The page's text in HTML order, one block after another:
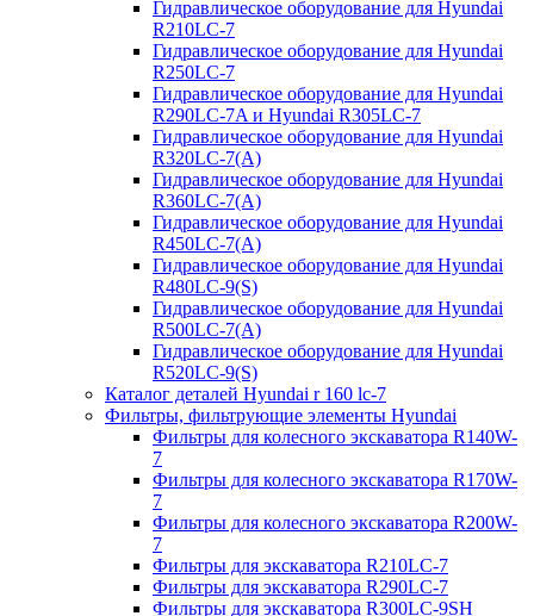
Гидравлическое оборудование для Hyundai
R210LC-7
Гидравлическое оборудование для Hyundai
R250LC-7
Гидравлическое оборудование для Hyundai
R290LC-7A и Hyundai R305LC-7
Гидравлическое оборудование для Hyundai
R320LC-7(A)
Гидравлическое оборудование для Hyundai
R360LC-7(A)
Гидравлическое оборудование для Hyundai
R450LC-7(A)
Гидравлическое оборудование для Hyundai
R480LC-9(S)
Гидравлическое оборудование для Hyundai
R500LC-7(A)
Гидравлическое оборудование для Hyundai
R520LC-9(S)
Каталог деталей Hyundai r 160 lc-7
Фильтры, фильтрующие элементы Hyundai
Фильтры для колесного экскаватора R140W-
7
Фильтры для колесного экскаватора R170W-
7
Фильтры для колесного экскаватора R200W-
7
Фильтры для экскаватора R210LC-7
Фильтры для экскаватора R290LC-7
Фильтры для экскаватора R300LC-9SH